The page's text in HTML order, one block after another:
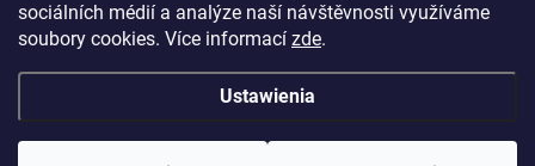
sociálních médií a analýze naší návštěvnosti využíváme
soubory cookies. Více informací zde.
Ustawienia
Copyright 2026DAFO-pryprawy.pl. Wszystkie prawa zastrzeżone.Edytuj